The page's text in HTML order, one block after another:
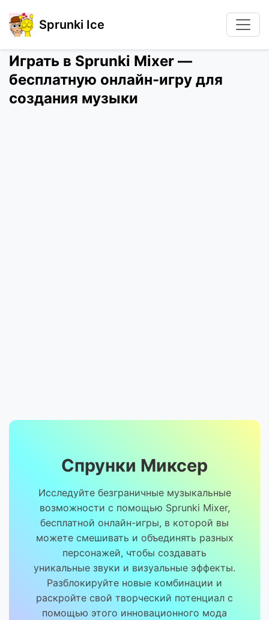
Sprunki Ice
Играть в Sprunki Mixer —
бесплатную онлайн-игру для
создания музыки
Спрунки Миксер
Исследуйте безграничные музыкальные
возможности с помощью Sprunki Mixer,
бесплатной онлайн-игры, в которой вы
можете смешивать и объединять разных
персонажей, чтобы создавать
уникальные звуки и визуальные эффекты.
Разблокируйте новые комбинации и
раскройте свой творческий потенциал с
помощью этого инновационного мода